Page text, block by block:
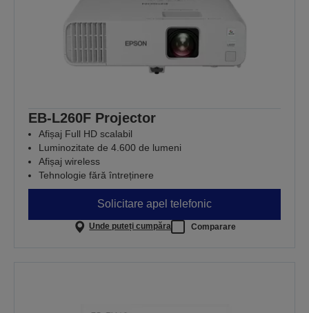
EB-L260F Projector
Afișaj Full HD scalabil
Luminozitate de 4.600 de lumeni
Afișaj wireless
Tehnologie fără întreținere
Solicitare apel telefonic
Unde puteți cumpăra Comparare